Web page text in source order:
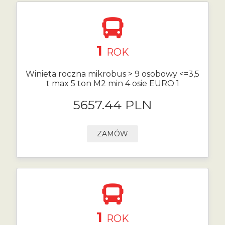
1 ROK
Winieta roczna mikrobus > 9 osobowy <=3,5
t max 5 ton M2 min 4 osie EURO 1
5657.44 PLN
ZAMÓW
1 ROK